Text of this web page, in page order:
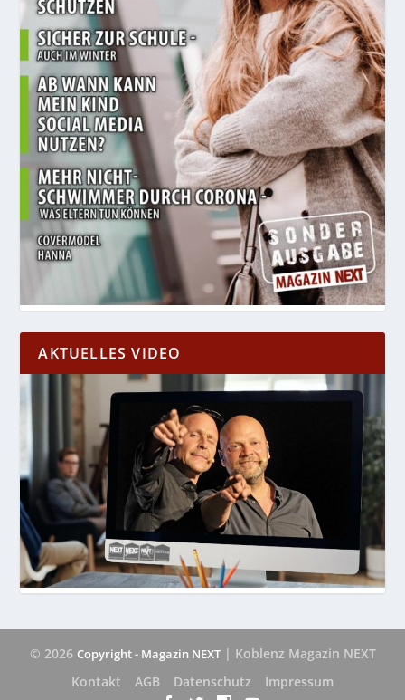
AKTUELLES VIDEO
© 2026 Copyright - Magazin NEXT| Koblenz Magazin NEXT
Kontakt
AGB Datenschutz Impressum